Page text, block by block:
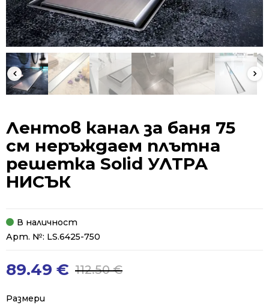
Лентов канал за баня 75
см неръждаем плътна
решетка Solid УЛТРА
НИСЪК
В наличност
Арт. №: LS.6425-750
112.50€
Original
was:
89.49 €
Current
is:
Размери